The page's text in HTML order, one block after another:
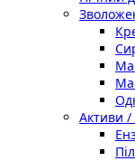
Активи /